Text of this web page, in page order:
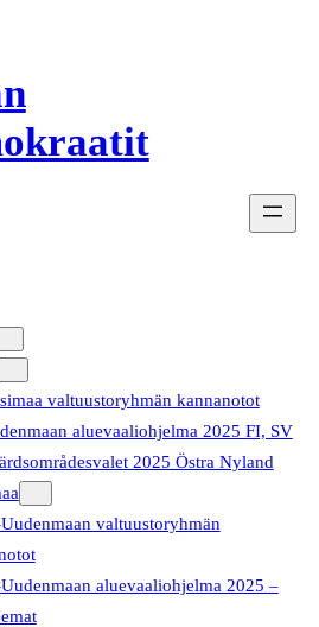
valtuustoryhmän kannanotot
aluevaaliohjelma 2025 FI, SV
2025 Östra Nyland
valtuustoryhmän
aluevaaliohjelma 2025 –